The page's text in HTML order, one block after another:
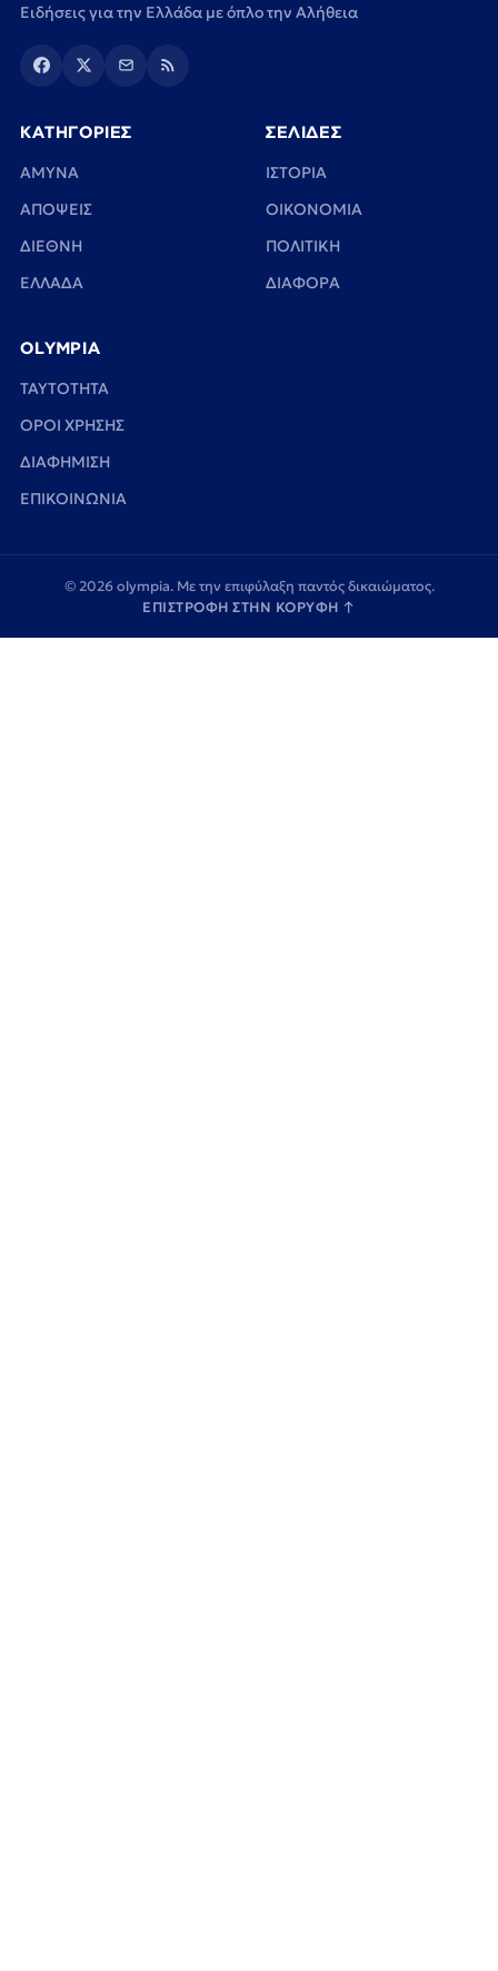
Ειδήσεις για την Ελλάδα με όπλο την Αλήθεια
ΚΑΤΗΓΟΡΙΕΣ
ΑΜΥΝΑ
ΑΠΟΨΕΙΣ
ΔΙΕΘΝΗ
ΕΛΛΑΔΑ
ΣΕΛΙΔΕΣ
ΙΣΤΟΡΙΑ
ΟΙΚΟΝΟΜΙΑ
ΠΟΛΙΤΙΚΗ
ΔΙΑΦΟΡΑ
OLYMPIA
TAYTOTHTA
ΟΡΟΙ ΧΡΗΣΗΣ
ΔΙΑΦΗΜΙΣΗ
ΕΠΙΚΟΙΝΩΝΙΑ
© 2026 olympia. Με την επιφύλαξη παντός δικαιώματος.
ΕΠΙΣΤΡΟΦΗ ΣΤΗΝ ΚΟΡΥΦΗ ↑